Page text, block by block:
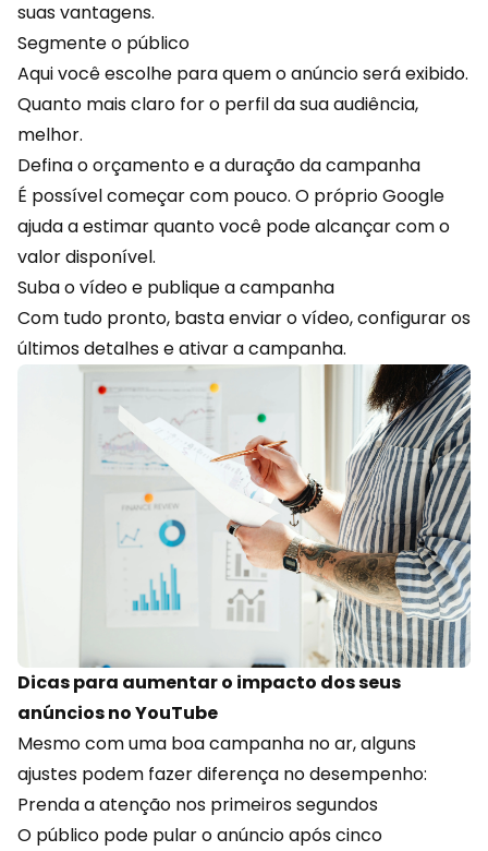
suas vantagens.
Segmente o público
Aqui você escolhe para quem o anúncio será exibido.
Quanto mais claro for o perfil da sua audiência,
melhor.
Defina o orçamento e a duração da campanha
É possível começar com pouco. O próprio Google
ajuda a estimar quanto você pode alcançar com o
valor disponível.
Suba o vídeo e publique a campanha
Com tudo pronto, basta enviar o vídeo, configurar os
últimos detalhes e ativar a campanha.
Dicas para aumentar o impacto dos seus
anúncios no YouTube
Mesmo com uma boa campanha no ar, alguns
ajustes podem fazer diferença no desempenho:
Prenda a atenção nos primeiros segundos
O público pode pular o anúncio após cinco